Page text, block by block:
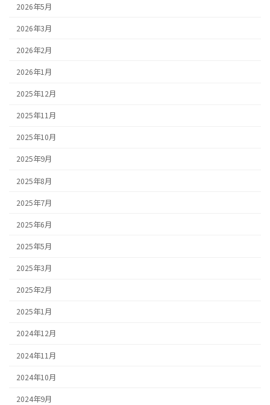
2026年5月
2026年3月
2026年2月
2026年1月
2025年12月
2025年11月
2025年10月
2025年9月
2025年8月
2025年7月
2025年6月
2025年5月
2025年3月
2025年2月
2025年1月
2024年12月
2024年11月
2024年10月
2024年9月